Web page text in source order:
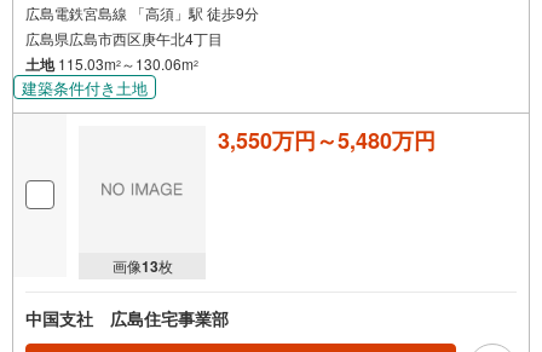
広島電鉄宮島線 「高須」駅 徒歩9分
広島県広島市西区庚午北4丁目
土地115.03m2 ～130.06m2
建築条件付き土地
画像13枚
3,550万円～5,480万円
中国支社 広島住宅事業部